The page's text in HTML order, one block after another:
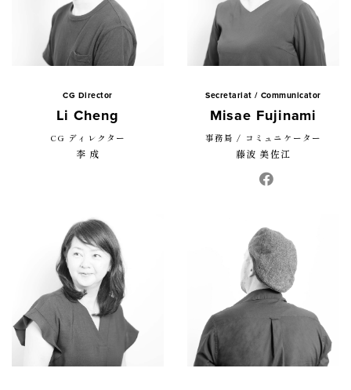
CG Director
Li Cheng
CG ディレクター
李 成
Secretariat / Communicator
Misae Fujinami
事務局 / コミュニケーター
藤波 美佐江